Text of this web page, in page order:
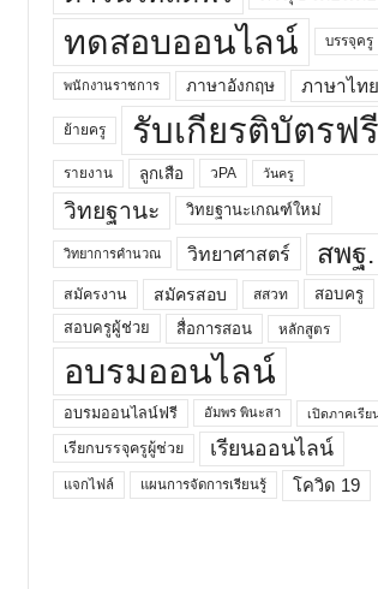
ทดสอบออนไลน์ บรรจุครู
พนักงานราชการ ภาษาอังกฤษ ภาษาไทย
ย้ายครู รับเกียรติบัตรฟรี
รายงาน ลูกเสือ วPA วันครู
วิทยฐานะ วิทยฐานะเกณฑ์ใหม่
วิทยาการคำนวณ วิทยาศาสตร์ สพฐ.
สมัครงาน สมัครสอบ สสวท
สอบครู
สอบครูผู้ช่วย
สื่อการสอน หลักสูตร
อบรมออนไลน์
อบรมออนไลน์ฟรี อัมพร พินะสา เปิดภาคเรีย
เรียกบรรจุครูผู้ช่วย เรียนออนไลน์
แจกไฟล์ แผนการจัดการเรียนรู้ โควิด 19